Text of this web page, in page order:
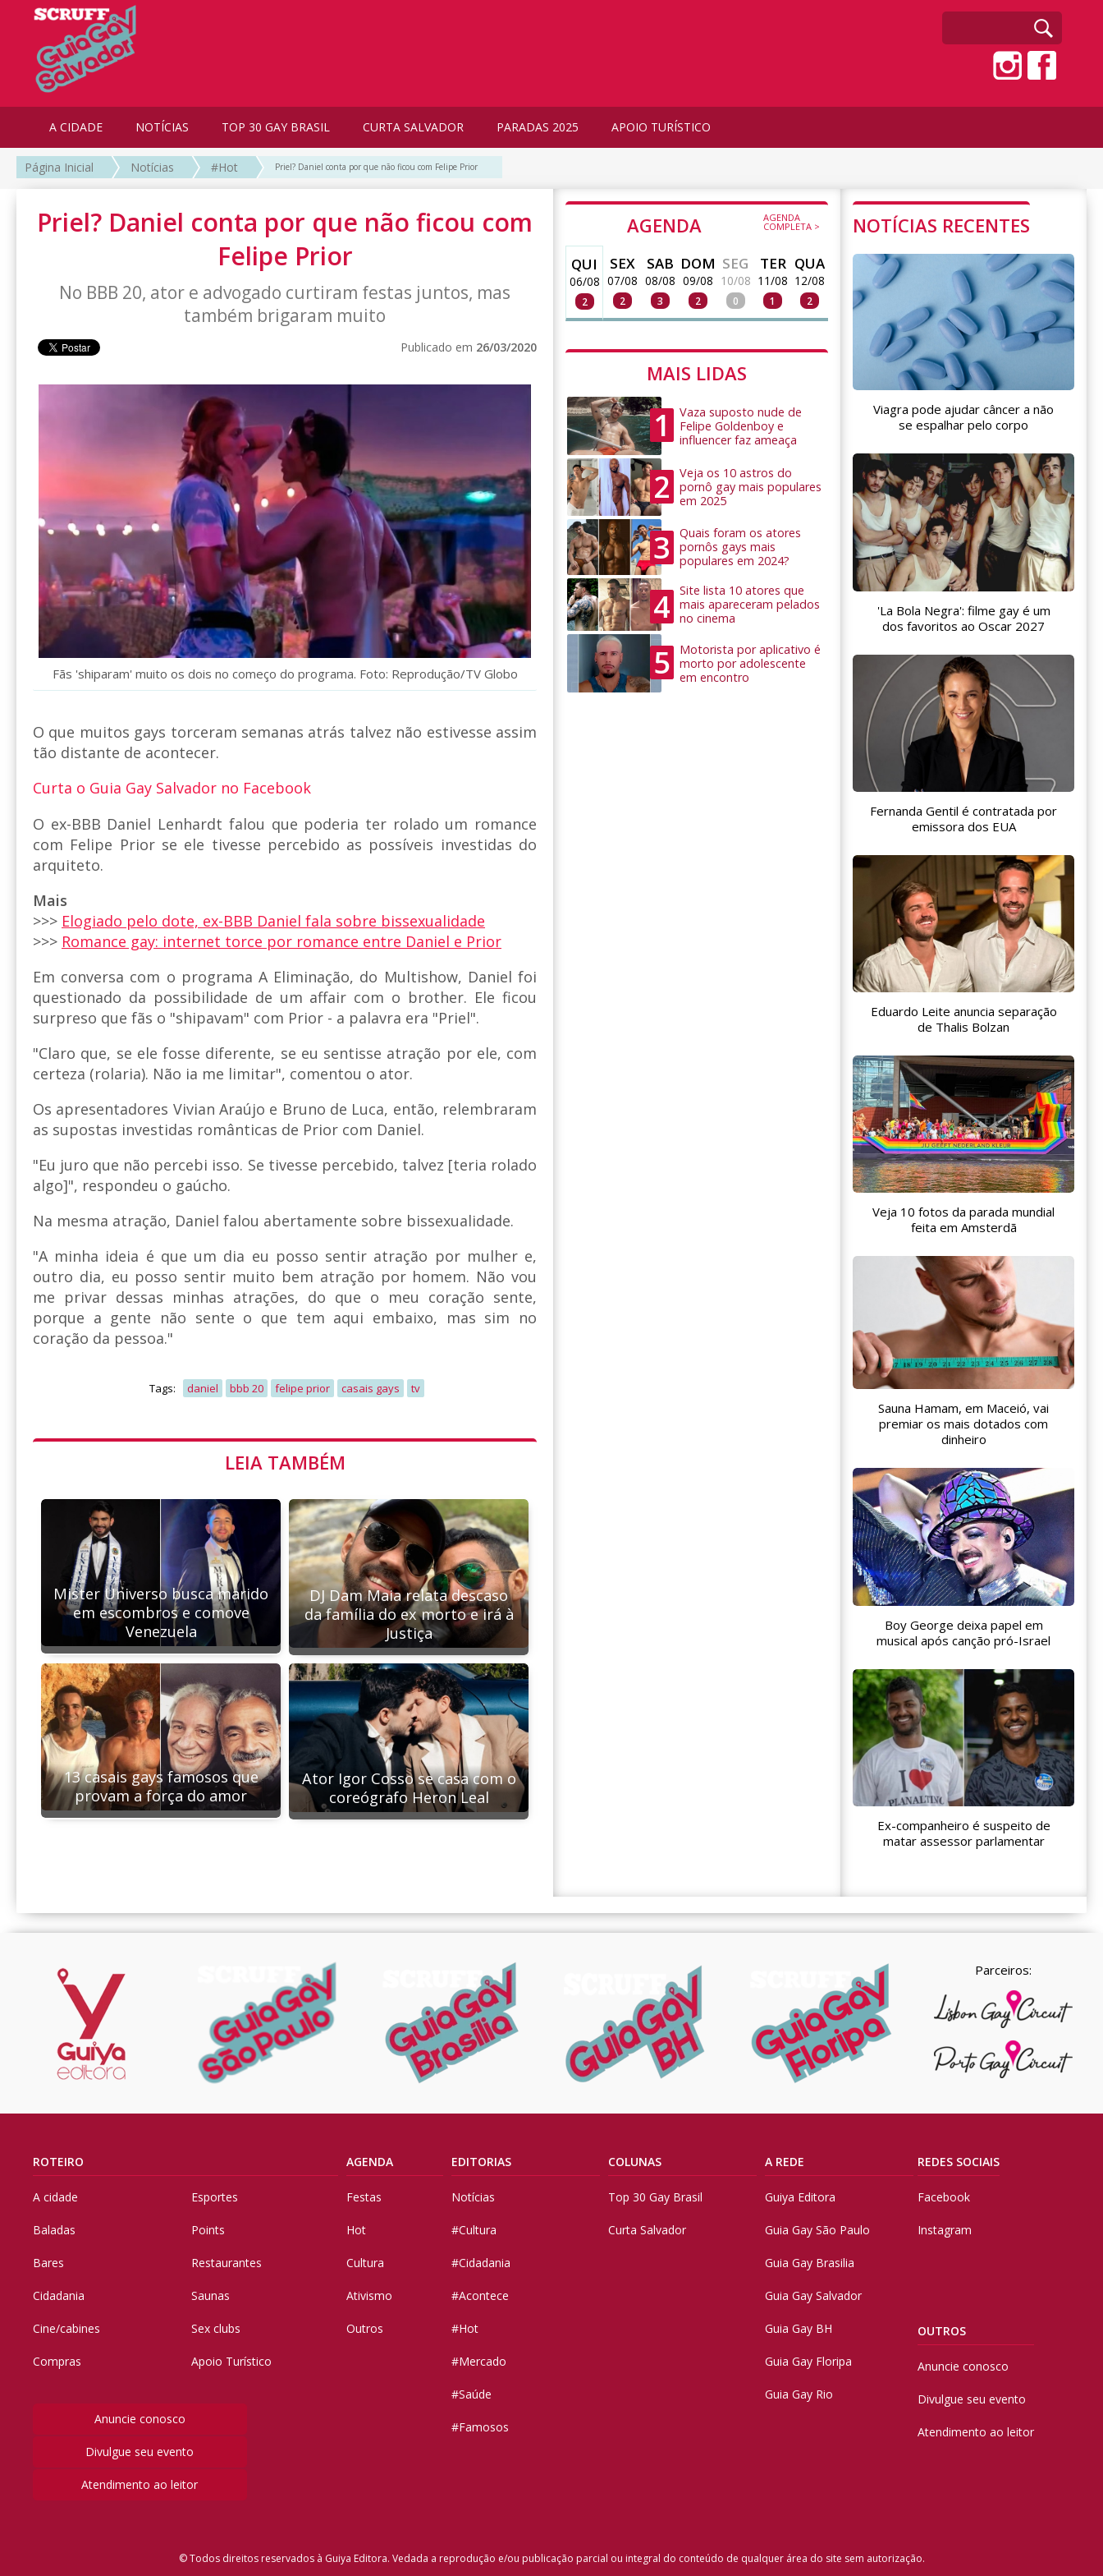
A CIDADE NOTÍCIAS TOP 30 GAY BRASIL CURTA SALVADOR PARADAS 2025 APOIO TURÍSTICO
Página Inicial Notícias #Hot Priel? Daniel conta por que não ficou com Felipe Prior
Priel? Daniel conta por que não ficou com
Felipe Prior
No BBB 20, ator e advogado curtiram festas juntos, mas
também brigaram muito
Publicado em 26/03/2020
Fãs 'shiparam' muito os dois no começo do programa. Foto: Reprodução/TV Globo
O que muitos gays torceram semanas atrás talvez não estivesse assim
tão distante de acontecer.
Curta o Guia Gay Salvador no Facebook
O ex-BBB Daniel Lenhardt falou que poderia ter rolado um romance
com Felipe Prior se ele tivesse percebido as possíveis investidas do
arquiteto.
Mais
>>> Elogiado pelo dote, ex-BBB Daniel fala sobre bissexualidade
>>> Romance gay: internet torce por romance entre Daniel e Prior
Em conversa com o programa A Eliminação, do Multishow, Daniel foi
questionado da possibilidade de um affair com o brother. Ele ficou
surpreso que fãs o "shipavam" com Prior - a palavra era "Priel".
"Claro que, se ele fosse diferente, se eu sentisse atração por ele, com
certeza (rolaria). Não ia me limitar", comentou o ator.
Os apresentadores Vivian Araújo e Bruno de Luca, então, relembraram
as supostas investidas românticas de Prior com Daniel.
"Eu juro que não percebi isso. Se tivesse percebido, talvez [teria rolado
algo]", respondeu o gaúcho.
Na mesma atração, Daniel falou abertamente sobre bissexualidade.
"A minha ideia é que um dia eu posso sentir atração por mulher e,
outro dia, eu posso sentir muito bem atração por homem. Não vou
me privar dessas minhas atrações, do que o meu coração sente,
porque a gente não sente o que tem aqui embaixo, mas sim no
coração da pessoa."
Tags: daniel bbb 20 felipe prior casais gays tv
LEIA TAMBÉM
Mister Universo busca marido
em escombros e comove
Venezuela
DJ Dam Maia relata descaso
da família do ex morto e irá à
Justiça
13 casais gays famosos que
provam a força do amor
Ator Igor Cosso se casa com o
coreógrafo Heron Leal
AGENDA AGENDA
COMPLETA >
QUI
06/08
2
SEX
07/08
2
SAB
08/08
3
DOM
09/08
2
SEG
10/08
0
TER
11/08
1
QUA
12/08
2
MAIS LIDAS
1
Vaza suposto nude de
Felipe Goldenboy e
influencer faz ameaça
2
Veja os 10 astros do
pornô gay mais populares
em 2025
3
Quais foram os atores
pornôs gays mais
populares em 2024?
4
Site lista 10 atores que
mais apareceram pelados
no cinema
5
Motorista por aplicativo é
morto por adolescente
em encontro
NOTÍCIAS RECENTES
Viagra pode ajudar câncer a não
se espalhar pelo corpo
'La Bola Negra': filme gay é um
dos favoritos ao Oscar 2027
Fernanda Gentil é contratada por
emissora dos EUA
Eduardo Leite anuncia separação
de Thalis Bolzan
Veja 10 fotos da parada mundial
feita em Amsterdã
Sauna Hamam, em Maceió, vai
premiar os mais dotados com
dinheiro
Boy George deixa papel em
musical após canção pró-Israel
Ex-companheiro é suspeito de
matar assessor parlamentar
Parceiros:
ROTEIRO
A cidade
Baladas
Bares
Cidadania
Cine/cabines
Compras
Esportes
Points
Restaurantes
Saunas
Sex clubs
Apoio Turístico
Anuncie conosco
Divulgue seu evento
Atendimento ao leitor
AGENDA
Festas
Hot
Cultura
Ativismo
Outros
EDITORIAS
Notícias
#Cultura
#Cidadania
#Acontece
#Hot
#Mercado
#Saúde
#Famosos
COLUNAS
Top 30 Gay Brasil
Curta Salvador
A REDE
Guiya Editora
Guia Gay São Paulo
Guia Gay Brasilia
Guia Gay Salvador
Guia Gay BH
Guia Gay Floripa
Guia Gay Rio
REDES SOCIAIS
Facebook
Instagram
OUTROS
Anuncie conosco
Divulgue seu evento
Atendimento ao leitor
© Todos direitos reservados à Guiya Editora. Vedada a reprodução e/ou publicação parcial ou integral do conteúdo de qualquer área do site sem autorização.